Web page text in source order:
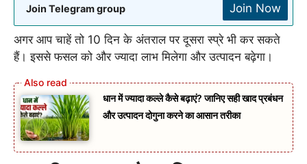
Join Telegram group Join Now
अगर आप चाहें तो 10 दिन के अंतराल पर दूसरा स्प्रे भी कर सकते
हैं। इससे फसल को और ज्यादा लाभ मिलेगा और उत्पादन बढ़ेगा।
धान में ज्यादा कल्ले कैसे बढ़ाएं? जानिए सही खाद प्रबंधन
और उत्पादन दोगुना करने का आसान तरीका